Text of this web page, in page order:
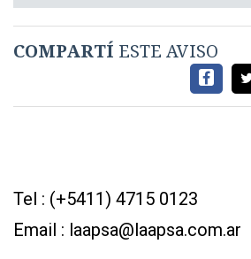
EVENTOS Y
SERVICIOS
COMPARTÍ ESTE AVISO
Tel : (+5411) 4715 0123
Email : laapsa@laapsa.com.ar